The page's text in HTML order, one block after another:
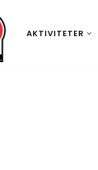
AKTIVITETER